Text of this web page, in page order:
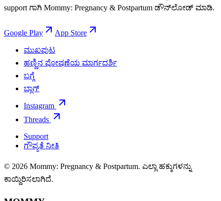
support ಗಾಗಿ Mommy: Pregnancy & Postpartum ಡೌನ್‌ಲೋಡ್ ಮಾಡಿ.
Google Play App Store
ಮುಖಪುಟ
ಹಣ್ಣಿನ ಪೋಷಣೆಯ ಮಾರ್ಗದರ್ಶಿ
ಬಗ್ಗೆ
ಬ್ಲಾಗ್
Instagram
Threads
Support
ಗೌಪ್ಯತೆ ನೀತಿ
© 2026 Mommy: Pregnancy & Postpartum. ಎಲ್ಲಾ ಹಕ್ಕುಗಳನ್ನು
ಕಾಯ್ದಿರಿಸಲಾಗಿದೆ.